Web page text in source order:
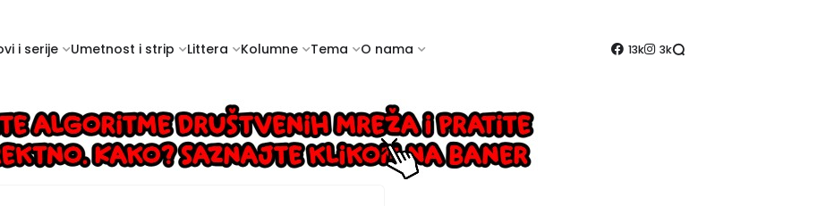
i serije Umetnost i strip Littera Kolumne Tema O nama 13k 3k